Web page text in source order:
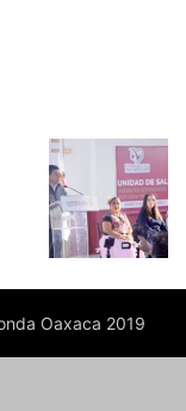
Oaxaca 2019